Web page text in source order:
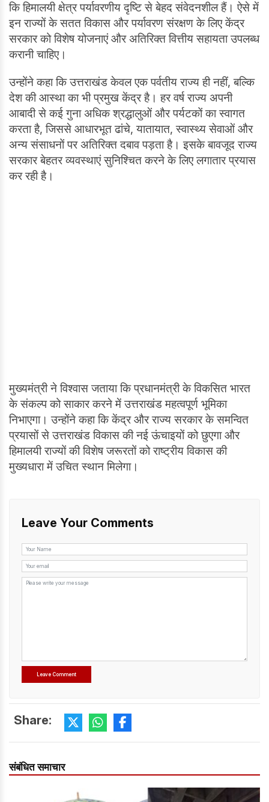
कि हिमालयी क्षेत्र पर्यावरणीय दृष्टि से बेहद संवेदनशील हैं। ऐसे में
इन राज्यों के सतत विकास और पर्यावरण संरक्षण के लिए केंद्र
सरकार को विशेष योजनाएं और अतिरिक्त वित्तीय सहायता उपलब्ध
करानी चाहिए।
उन्होंने कहा कि उत्तराखंड केवल एक पर्वतीय राज्य ही नहीं, बल्कि
देश की आस्था का भी प्रमुख केंद्र है। हर वर्ष राज्य अपनी
आबादी से कई गुना अधिक श्रद्धालुओं और पर्यटकों का स्वागत
करता है, जिससे आधारभूत ढांचे, यातायात, स्वास्थ्य सेवाओं और
अन्य संसाधनों पर अतिरिक्त दबाव पड़ता है। इसके बावजूद राज्य
सरकार बेहतर व्यवस्थाएं सुनिश्चित करने के लिए लगातार प्रयास
कर रही है।
मुख्यमंत्री ने विश्वास जताया कि प्रधानमंत्री के विकसित भारत
के संकल्प को साकार करने में उत्तराखंड महत्वपूर्ण भूमिका
निभाएगा। उन्होंने कहा कि केंद्र और राज्य सरकार के समन्वित
प्रयासों से उत्तराखंड विकास की नई ऊंचाइयों को छुएगा और
हिमालयी राज्यों की विशेष जरूरतों को राष्ट्रीय विकास की
मुख्यधारा में उचित स्थान मिलेगा।
Leave Your Comments
Share:
संबंधित समाचार